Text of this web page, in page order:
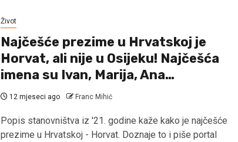
Život
Najčešće prezime u Hrvatskoj je
Horvat, ali nije u Osijeku! Najčešća
imena su Ivan, Marija, Ana…
12 mjeseci ago Franc Mihić
Popis stanovništva iz '21. godine kaže kako je najčešće
prezime u Hrvatskoj - Horvat. Doznaje to i piše portal